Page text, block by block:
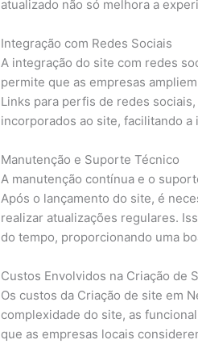
atualizado não só melhora a
Integração com Redes Sociais
A integração do site com redes
permite que as empresas
Links para perfis de redes
incorporados ao site, facilitando
Manutenção e Suporte Técnico
A manutenção contínua e o
Após o lançamento do site, é
realizar atualizações regulares.
do tempo, proporcionando uma
Custos Envolvidos na Criação de
Os custos da Criação de site em
complexidade do site, as
que as empresas locais